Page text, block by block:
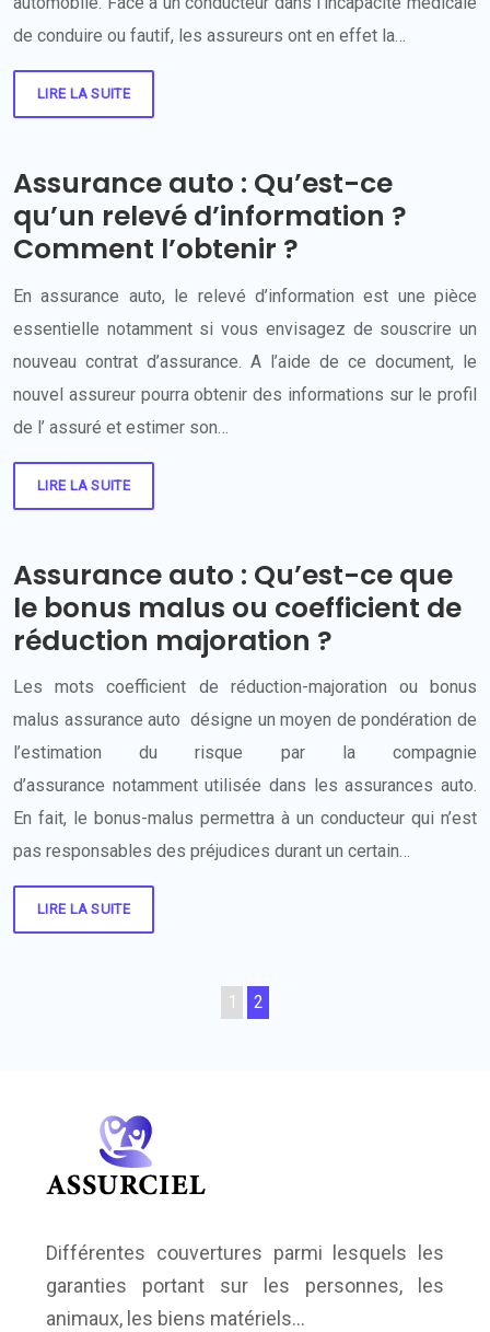
de conduire ou fautif, les assureurs ont en effet la…
LIRE LA SUITE
Assurance auto : Qu’est-ce
qu’un relevé d’information ?
Comment l’obtenir ?
En assurance auto, le relevé d’information est une pièce
essentielle notamment si vous envisagez de souscrire un
nouveau contrat d’assurance. A l’aide de ce document, le
nouvel assureur pourra obtenir des informations sur le profil
de l’ assuré et estimer son…
LIRE LA SUITE
Assurance auto : Qu’est-ce que
le bonus malus ou coefficient de
réduction majoration ?
Les mots coefficient de réduction-majoration ou bonus
malus assurance auto désigne un moyen de pondération de
l’estimation du risque par la compagnie
d’assurance notamment utilisée dans les assurances auto.
En fait, le bonus-malus permettra à un conducteur qui n’est
pas responsables des préjudices durant un certain…
LIRE LA SUITE
1 2
Différentes couvertures parmi lesquels les
garanties portant sur les personnes, les
animaux, les biens matériels…